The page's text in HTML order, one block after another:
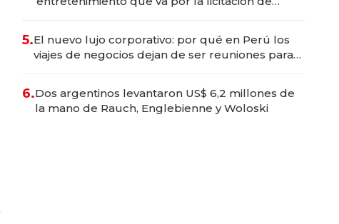
5.El nuevo lujo corporativo: por qué en Perú los
viajes de negocios dejan de ser reuniones para
6.Dos argentinos levantaron US$ 6,2 millones de
la mano de Rauch, Englebienne y Woloski